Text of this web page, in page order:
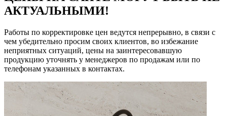
АКТУАЛЬНЫМИ!
Работы по корректировке цен ведутся непрерывно, в связи с
чем убедительно просим своих клиентов, во избежание
неприятных ситуаций, цены на заинтересовавшую
продукцию уточнять у менеджеров по продажам или по
телефонам указанных в контактах.